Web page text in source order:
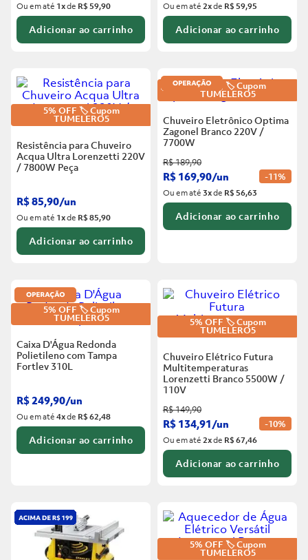
Ou em até 1xde R$ 59,90
Adicionar ao carrinho
Ou em até2xde R$ 59,95
Adicionar ao carrinho
5% OFF 🏷️ Cupom
TUMELERO5
Resistência para Chuveiro
Acqua Ultra Lorenzetti 220V
/ 7800W Peça
R$85,90/un
Ou em até 1xde R$ 85,90
Adicionar ao carrinho
5% OFF 🏷️ Cupom
TUMELERO5
Chuveiro Eletrônico Optima
Zagonel Branco 220V /
7700W
R$189,90
R$ 169,90/un -11%
Ou em até3xde R$ 56,63
Adicionar ao carrinho
5% OFF 🏷️ Cupom
TUMELERO5
Caixa D'Água Redonda
Polietileno com Tampa
Fortlev 310L
R$249,90/un
Ou em até4xde R$ 62,48
Adicionar ao carrinho
5% OFF 🏷️ Cupom
TUMELERO5
Chuveiro Elétrico Futura
Multitemperaturas
Lorenzetti Branco 5500W /
110V
R$149,90
R$ 134,91/un -10%
Ou em até2xde R$ 67,46
Adicionar ao carrinho
5% OFF 🏷️ Cupom
TUMELERO5